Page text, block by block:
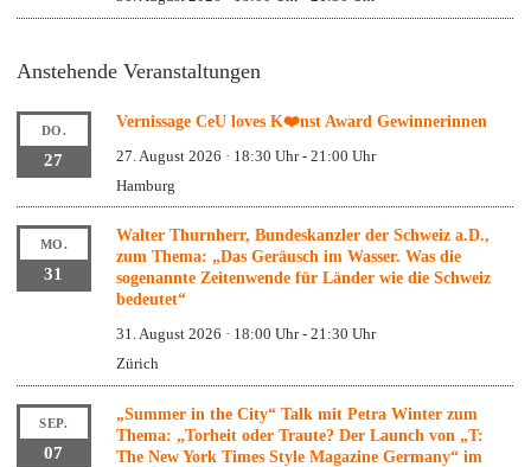
Anstehende Veranstaltungen
DO.
27
Vernissage CeU loves K❤️nst Award Gewinnerinnen
27. August 2026 · 18:30 Uhr- 21:00 Uhr
Hamburg
MO.
31
Walter Thurnherr, Bundeskanzler der Schweiz a.D.,
zum Thema: „Das Geräusch im Wasser. Was die
sogenannte Zeitenwende für Länder wie die Schweiz
bedeutet“
31. August 2026 · 18:00 Uhr- 21:30 Uhr
Zürich
SEP.
07
„Summer in the City“ Talk mit Petra Winter zum
Thema: „Torheit oder Traute? Der Launch von „T:
The New York Times Style Magazine Germany“ im